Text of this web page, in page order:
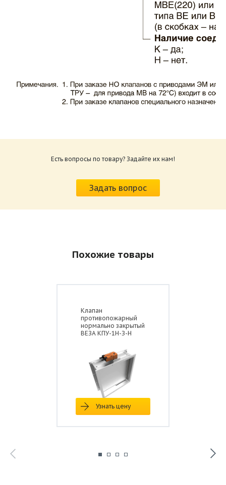
ВИНГС-М КЛОП-1.pdf
приводов КЛОП-1.pdf
Размер: 520.36 Кб
Есть вопросы по товару? Задайте их нам!
Задать вопрос
Похожие товары
Клапан
противопожарный
нормально закрытый
ВЕЗА КПУ-1Н-З-Н
Узнать цену